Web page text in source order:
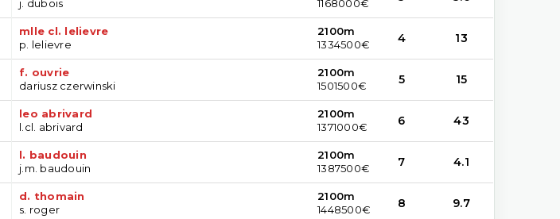
j. dubois
1168000€
mlle cl. lelievre
p. lelievre
2100m
1334500€
4 13
f. ouvrie
dariusz czerwinski
2100m
1501500€
5 15
leo abrivard
l.cl. abrivard
2100m
1371000€
6 43
l. baudouin
j.m. baudouin
2100m
1387500€
7 4.1
d. thomain
s. roger
2100m
1448500€
8 9.7